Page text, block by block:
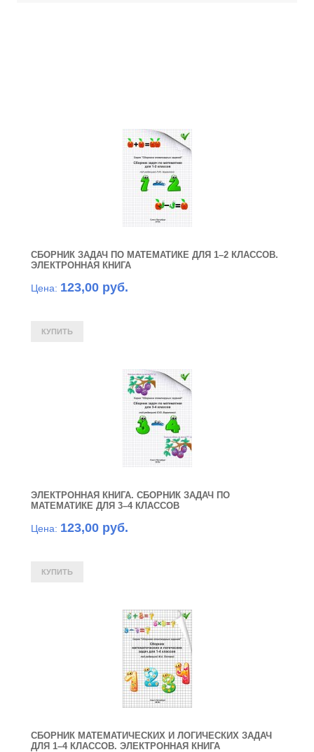
СБОРНИК ЗАДАЧ ПО МАТЕМАТИКЕ ДЛЯ 1–2 КЛАССОВ.
ЭЛЕКТРОННАЯ КНИГА
Цена: 123,00 руб.
ЭЛЕКТРОННАЯ КНИГА. СБОРНИК ЗАДАЧ ПО
МАТЕМАТИКЕ ДЛЯ 3–4 КЛАССОВ
Цена: 123,00 руб.
СБОРНИК МАТЕМАТИЧЕСКИХ И ЛОГИЧЕСКИХ ЗАДАЧ
ДЛЯ 1–4 КЛАССОВ. ЭЛЕКТРОННАЯ КНИГА